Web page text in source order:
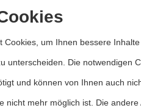
Cookies, um Ihnen bessere
unterscheiden. Die notwendigen
und können von Ihnen auch
nicht mehr möglich ist. Die